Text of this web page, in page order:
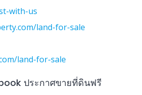
with-us
land-for-sale
land-for-sale
ประกาศขายที่ดินฟรี